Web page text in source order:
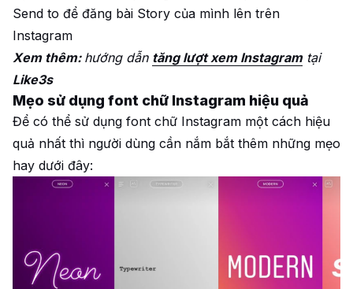
Send to để đăng bài Story của mình lên trên
Instagram
Xem thêm: hướng dẫn tăng lượt xem Instagramtại
Like3s
Mẹo sử dụng font chữ Instagram hiệu quả
Để có thể sử dụng font chữ Instagram một cách hiệu
quả nhất thì người dùng cần nắm bắt thêm những mẹo
hay dưới đây: